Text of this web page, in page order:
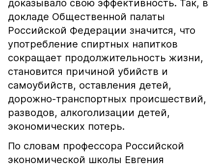
доказывало свою эффективность. Так, в
докладе Общественной палаты
Российской Федерации значится, что
употребление спиртных напитков
сокращает продолжительность жизни,
становится причиной убийств и
самоубийств, оставления детей,
дорожно-транспортных происшествий,
разводов, алкоголизации детей,
экономических потерь.
По словам профессора Российской
экономической школы Евгения